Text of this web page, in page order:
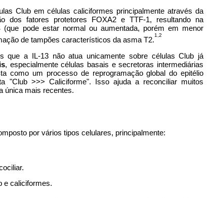
Club em células caliciformes principalmente através da
dos fatores protetores FOXA2 e TTF-1, resultando na
pode estar normal ou aumentada, porém em menor
de tampões característicos da asma T2.
1,2
que a IL-13 não atua unicamente sobre células Club já
, especialmente células basais e secretoras intermediárias
como um processo de reprogramação global do epitélio
"Club >>> Caliciforme". Isso ajuda a reconciliar muitos
única mais recentes.
por vários tipos celulares, principalmente:
e caliciformes.